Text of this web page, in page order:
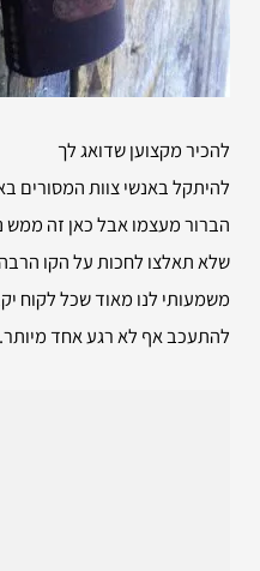
להכיר מקצוען שדואג לך
להיתקל באנשי צוות המסורים
הברור מעצמו אבל כאן זה ממש
שלא תאלצו לחכות על הקו
משמעותי לנו מאוד שכל לקוח
להתעכב אף לא רגע אחד מיותר.